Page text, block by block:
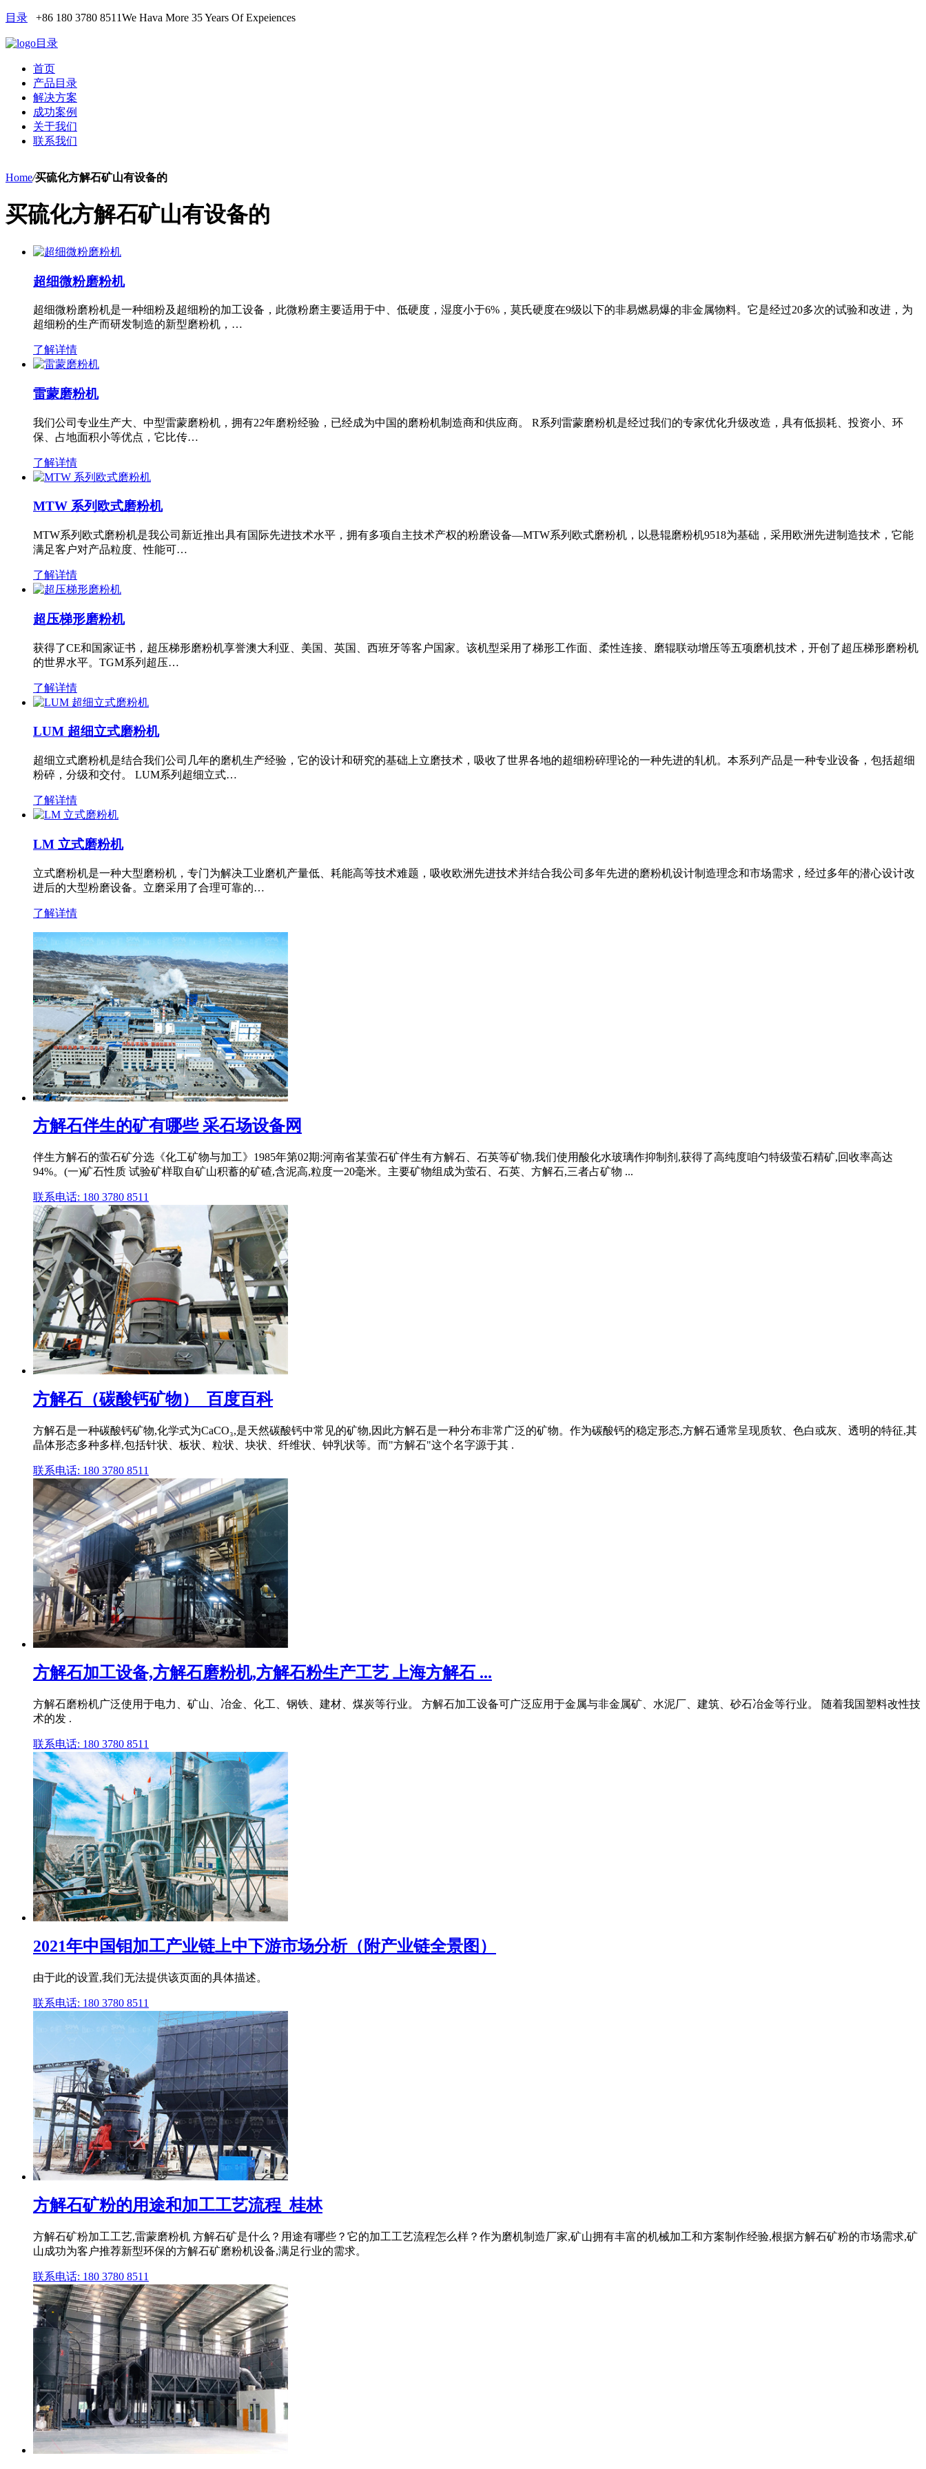
目录 +86 180 3780 8511We Hava More 35 Years Of Expeiences
目录
首页
产品目录
解决方案
成功案例
关于我们
联系我们
Home/买硫化方解石矿山有设备的
买硫化方解石矿山有设备的
超细微粉磨粉机
超细微粉磨粉机是一种细粉及超细粉的加工设备，此微粉磨主要适用于中、低硬度，湿度小于6%，莫氏硬度在9级以下的非易燃易爆的非金属物料。它是经过20多次的试验和改进，为
超细粉的生产而研发制造的新型磨粉机，…
了解详情
雷蒙磨粉机
我们公司专业生产大、中型雷蒙磨粉机，拥有22年磨粉经验，已经成为中国的磨粉机制造商和供应商。 R系列雷蒙磨粉机是经过我们的专家优化升级改造，具有低损耗、投资小、环
保、占地面积小等优点，它比传…
了解详情
MTW 系列欧式磨粉机
MTW系列欧式磨粉机是我公司新近推出具有国际先进技术水平，拥有多项自主技术产权的粉磨设备—MTW系列欧式磨粉机，以悬辊磨粉机9518为基础，采用欧洲先进制造技术，它能
满足客户对产品粒度、性能可…
了解详情
超压梯形磨粉机
获得了CE和国家证书，超压梯形磨粉机享誉澳大利亚、美国、英国、西班牙等客户国家。该机型采用了梯形工作面、柔性连接、磨辊联动增压等五项磨机技术，开创了超压梯形磨粉机
的世界水平。TGM系列超压…
了解详情
LUM 超细立式磨粉机
超细立式磨粉机是结合我们公司几年的磨机生产经验，它的设计和研究的基础上立磨技术，吸收了世界各地的超细粉碎理论的一种先进的轧机。本系列产品是一种专业设备，包括超细
粉碎，分级和交付。 LUM系列超细立式…
了解详情
LM 立式磨粉机
立式磨粉机是一种大型磨粉机，专门为解决工业磨机产量低、耗能高等技术难题，吸收欧洲先进技术并结合我公司多年先进的磨粉机设计制造理念和市场需求，经过多年的潜心设计改
进后的大型粉磨设备。立磨采用了合理可靠的…
了解详情
方解石伴生的矿有哪些 采石场设备网
伴生方解石的萤石矿分选《化工矿物与加工》1985年第02期:河南省某萤石矿伴生有方解石、石英等矿物,我们使用酸化水玻璃作抑制剂,获得了高纯度咱勺特级萤石精矿,回收率高达
94%。(一)矿石性质 试验矿样取自矿山积蓄的矿碴,含泥高,粒度一20毫米。主要矿物组成为萤石、石英、方解石,三者占矿物 ...
联系电话: 180 3780 8511
方解石（碳酸钙矿物）_百度百科
方解石是一种碳酸钙矿物,化学式为CaCO₃,是天然碳酸钙中常见的矿物,因此方解石是一种分布非常广泛的矿物。作为碳酸钙的稳定形态,方解石通常呈现质软、色白或灰、透明的特征,其
晶体形态多种多样,包括针状、板状、粒状、块状、纤维状、钟乳状等。而"方解石"这个名字源于其 .
联系电话: 180 3780 8511
方解石加工设备,方解石磨粉机,方解石粉生产工艺 上海方解石 ...
方解石磨粉机广泛使用于电力、矿山、冶金、化工、钢铁、建材、煤炭等行业。 方解石加工设备可广泛应用于金属与非金属矿、水泥厂、建筑、砂石冶金等行业。 随着我国塑料改性技
术的发 .
联系电话: 180 3780 8511
2021年中国钼加工产业链上中下游市场分析（附产业链全景图）
由于此的设置,我们无法提供该页面的具体描述。
联系电话: 180 3780 8511
方解石矿粉的用途和加工工艺流程_桂林
方解石矿粉加工工艺,雷蒙磨粉机 方解石矿是什么？用途有哪些？它的加工工艺流程怎么样？作为磨机制造厂家,矿山拥有丰富的机械加工和方案制作经验,根据方解石矿粉的市场需求,矿
山成功为客户推荐新型环保的方解石矿磨粉机设备,满足行业的需求。
联系电话: 180 3780 8511